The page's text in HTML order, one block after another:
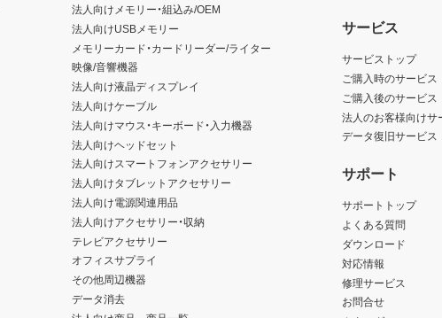
法人向けメモリー・組込み/OEM
法人向けUSBメモリー
メモリーカード・カードリーダー/ライター
映像/音響機器
法人向け液晶ディスプレイ
法人向けケーブル
法人向けマウス・キーボード・入力機器
法人向けヘッドセット
法人向けスマートフォンアクセサリー
法人向けタブレットアクセサリー
法人向け電源関連用品
法人向けアクセサリー・収納
テレビアクセサリー
オフィスサプライ
その他周辺機器
データ消去
サービス
サービストップ
ご購入時のサービス
ご購入後のサービス
法人のお客様向けサ
データ復旧サービス
サポート
サポートトップ
よくある質問
ダウンロード
対応情報
修理サービス
お問合せ